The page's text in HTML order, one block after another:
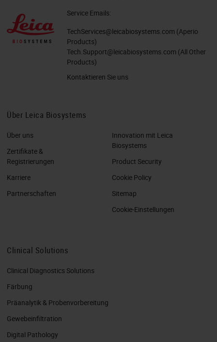
Service Emails:
TechServices@leicabiosystems.com (Aperio
Products)
Tech.Support@leicabiosystems.com (All Other
Products)
Kontaktieren Sie uns
Über Leica Biosystems
Über uns
Zertifikate &
Registrierungen
Karriere
Partnerschaften
Innovation mit Leica
Biosystems
Product Security
Cookie Policy
Sitemap
Cookie-Einstellungen
Clinical Solutions
Clinical Diagnostics Solutions
Färbung
Präanalytik & Probenvorbereitung
Gewebeinfiltration
Digital Pathology